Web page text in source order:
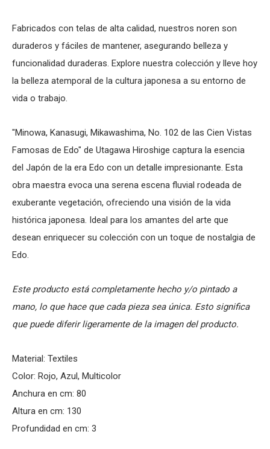
Fabricados con telas de alta calidad, nuestros noren son
duraderos y fáciles de mantener, asegurando belleza y
funcionalidad duraderas. Explore nuestra colección y lleve hoy
la belleza atemporal de la cultura japonesa a su entorno de
vida o trabajo.
"Minowa, Kanasugi, Mikawashima, No. 102 de las Cien Vistas
Famosas de Edo" de Utagawa Hiroshige captura la esencia
del Japón de la era Edo con un detalle impresionante. Esta
obra maestra evoca una serena escena fluvial rodeada de
exuberante vegetación, ofreciendo una visión de la vida
histórica japonesa. Ideal para los amantes del arte que
desean enriquecer su colección con un toque de nostalgia de
Edo.
Este producto está completamente hecho y/o pintado a
mano, lo que hace que cada pieza sea única. Esto significa
que puede diferir ligeramente de la imagen del producto.
Material: Textiles
Color: Rojo, Azul, Multicolor
Anchura en cm: 80
Altura en cm: 130
Profundidad en cm: 3